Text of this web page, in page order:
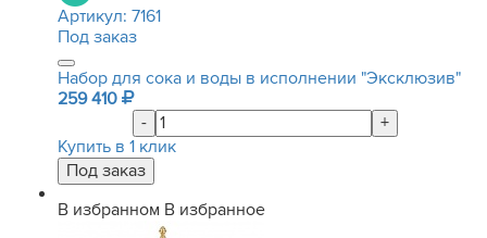
Артикул: 7161
Под заказ
Набор для сока и воды в исполнении "Эксклюзив"
259 410
-
+
Купить в 1 клик
В избранном В избранное